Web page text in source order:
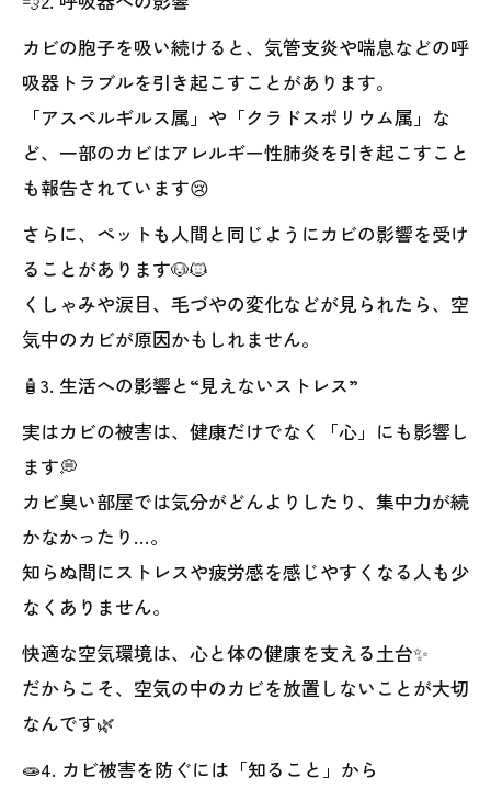
カビの胞子を吸い続けると、気管支炎や喘息などの呼
吸器トラブルを引き起こすことがあります。
「アスペルギルス属」や「クラドスポリウム属」な
ど、一部のカビはアレルギー性肺炎を引き起こすこと
も報告されています😢
さらに、ペットも人間と同じようにカビの影響を受け
ることがあります🐶🐱
くしゃみや涙目、毛づやの変化などが見られたら、空
気中のカビが原因かもしれません。
🧴3. 生活への影響と“見えないストレス”
実はカビの被害は、健康だけでなく「心」にも影響し
ます💭
カビ臭い部屋では気分がどんよりしたり、集中力が続
かなかったり…。
知らぬ間にストレスや疲労感を感じやすくなる人も少
なくありません。
快適な空気環境は、心と体の健康を支える土台✨
だからこそ、空気の中のカビを放置しないことが大切
なんです🌿
🧫4. カビ被害を防ぐには「知ること」から